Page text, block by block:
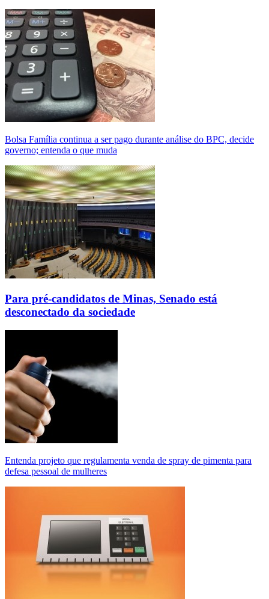
Bolsa Família continua a ser pago durante análise do BPC, decide
governo; entenda o que muda
Para pré-candidatos de Minas, Senado está
desconectado da sociedade
Entenda projeto que regulamenta venda de spray de pimenta para
defesa pessoal de mulheres